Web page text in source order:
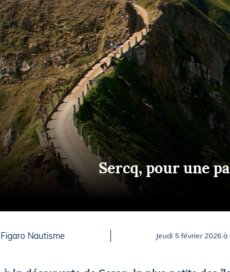
LOISIRS
Pêche en mer
Plongée
Glisse
Sercq, pour une
Nautisme Jeudi 5 février 2026 à